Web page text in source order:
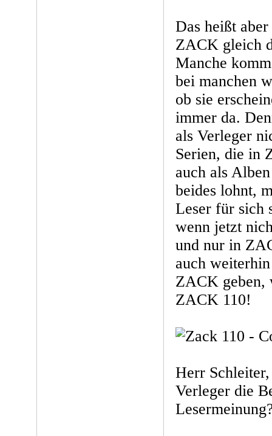
Das heißt
ZACK gleich
Manche
bei manchen
ob sie
immer da.
als Verleger
Serien, die in
auch als
beides lohnt,
Leser für sich
wenn jetzt
und nur in
auch
ZACK geben,
ZACK 110!
Herr
Verleger die